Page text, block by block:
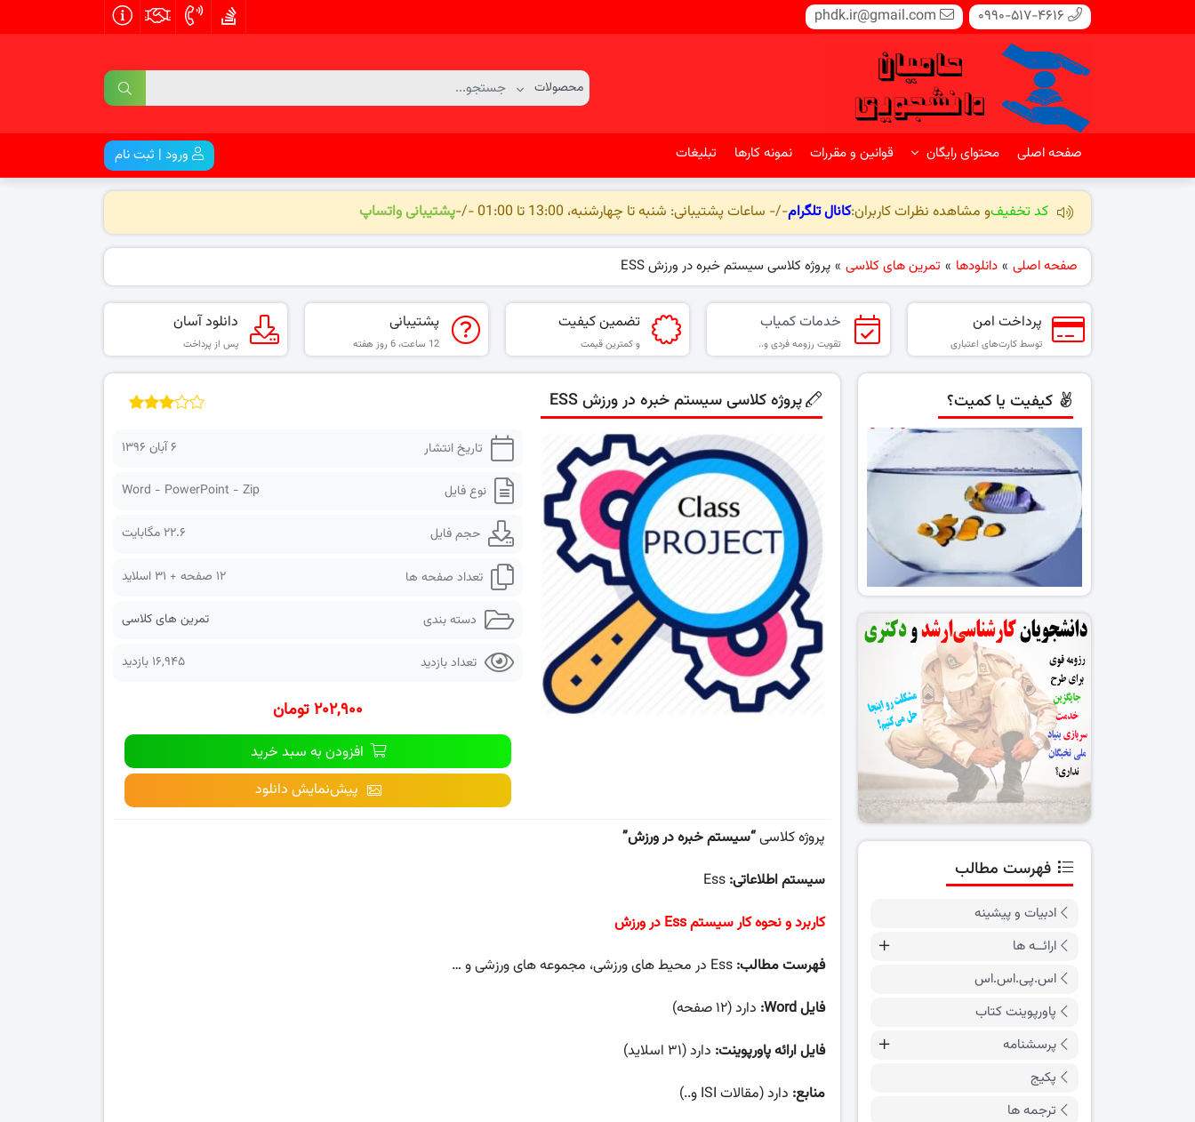
0990-517-4616
phdk.ir@gmail.com
صفحه اصلی محتوای رایگان قوانین و مقررات نمونه کارها تبلیغات ورود | ثبت نام
کد تخفیفو مشاهده نظرات کاربران:کانال تلگرام-/- ساعات پشتیبانی: شنبه تا چهارشنبه، 13:00 تا 01:00 -/- پشتیبانی واتساپ
صفحه اصلی » دانلودها » تمرین های کلاسی » پروژه کلاسی سیستم خبره در ورزش ESS
پرداخت امن
توسط کارت‌های اعتباری
خدمات کمیاب
تقویت رزومه فردی و..
تضمین کیفیت
و کمترین قیمت
پشتیبانی
12 ساعت، 6 روز هفته
دانلود آسان
پس از پرداخت
پروژه کلاسی سیستم خبره در ورزش ESS
تاریخ انتشار ۶ آبان ۱۳۹۶
نوع فایل Word - PowerPoint - Zip
حجم فایل 22.6 مگابایت
تعداد صفحه ها 12 صفحه + 31 اسلاید
دسته بندی تمرین های کلاسی
تعداد بازدید 16,945 بازدید
۲۰۲,۹۰۰ تومان
افزودن به سبد خرید
پیش‌نمایش دانلود
پروژه کلاسی“سیستم خبره در ورزش”
سیستم اطلاعاتی: Ess
کاربرد و نحوه کار سیستم Ess در ورزش
فهرست مطالب: Ess در محیط های ورزشی، مجموعه های ورزشی و …
فایل Word:
دارد (۱۲ صفحه)
فایل ارائه پاورپوینت: دارد (۳۱ اسلاید)
منابع: دارد (مقالات ISI و..)
کیفیت یا کمیت؟
فهرست مطالب
ادبیات و پیشینه
ارائــه ها
اس.پی.اس.اس
پاورپوینت کتاب
پرسشنامه
پکیج
ترجمه ها